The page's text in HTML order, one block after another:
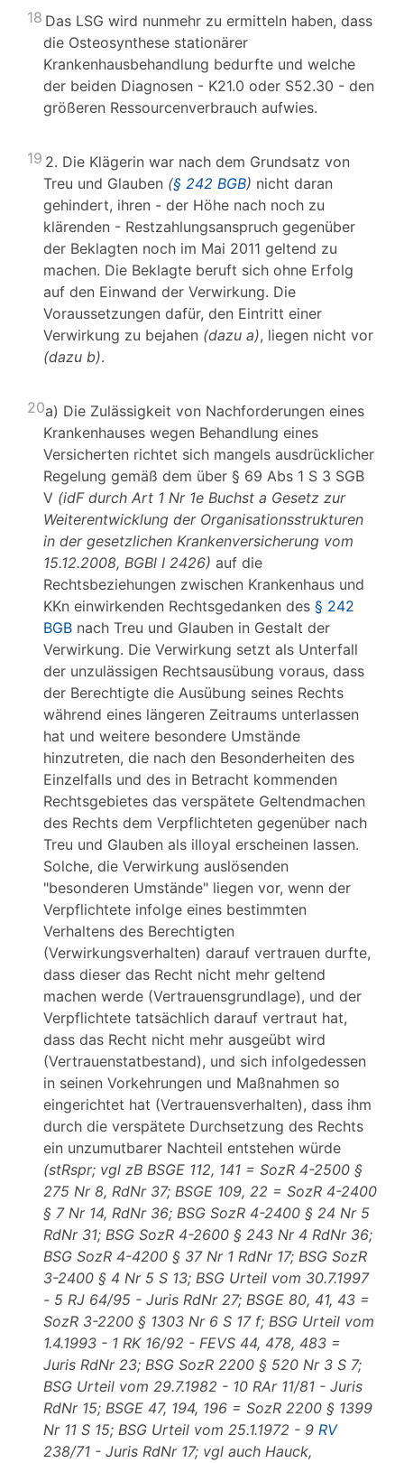
18 Das LSG wird nunmehr zu ermitteln haben, dass
die Osteosynthese stationärer
Krankenhausbehandlung bedurfte und welche
der beiden Diagnosen - K21.0 oder S52.30 - den
größeren Ressourcenverbrauch aufwies.
19 2. Die Klägerin war nach dem Grundsatz von
Treu und Glauben (§ 242 BGB) nicht daran
gehindert, ihren - der Höhe nach noch zu
klärenden - Restzahlungsanspruch gegenüber
der Beklagten noch im Mai 2011 geltend zu
machen. Die Beklagte beruft sich ohne Erfolg
auf den Einwand der Verwirkung. Die
Voraussetzungen dafür, den Eintritt einer
Verwirkung zu bejahen (dazu a), liegen nicht vor
(dazu b).
20a) Die Zulässigkeit von Nachforderungen eines
Krankenhauses wegen Behandlung eines
Versicherten richtet sich mangels ausdrücklicher
Regelung gemäß dem über § 69 Abs 1 S 3 SGB
V (idF durch Art 1 Nr 1e Buchst a Gesetz zur
Weiterentwicklung der Organisationsstrukturen
in der gesetzlichen Krankenversicherung vom
15.12.2008, BGBl I 2426) auf die
Rechtsbeziehungen zwischen Krankenhaus und
KKn einwirkenden Rechtsgedanken des § 242
BGB nach Treu und Glauben in Gestalt der
Verwirkung. Die Verwirkung setzt als Unterfall
der unzulässigen Rechtsausübung voraus, dass
der Berechtigte die Ausübung seines Rechts
während eines längeren Zeitraums unterlassen
hat und weitere besondere Umstände
hinzutreten, die nach den Besonderheiten des
Einzelfalls und des in Betracht kommenden
Rechtsgebietes das verspätete Geltendmachen
des Rechts dem Verpflichteten gegenüber nach
Treu und Glauben als illoyal erscheinen lassen.
Solche, die Verwirkung auslösenden
"besonderen Umstände" liegen vor, wenn der
Verpflichtete infolge eines bestimmten
Verhaltens des Berechtigten
(Verwirkungsverhalten) darauf vertrauen durfte,
dass dieser das Recht nicht mehr geltend
machen werde (Vertrauensgrundlage), und der
Verpflichtete tatsächlich darauf vertraut hat,
dass das Recht nicht mehr ausgeübt wird
(Vertrauenstatbestand), und sich infolgedessen
in seinen Vorkehrungen und Maßnahmen so
eingerichtet hat (Vertrauensverhalten), dass ihm
durch die verspätete Durchsetzung des Rechts
ein unzumutbarer Nachteil entstehen würde
(stRspr; vgl zB BSGE 112, 141 = SozR 4-2500 §
275 Nr 8, RdNr 37; BSGE 109, 22 = SozR 4-2400
§ 7 Nr 14, RdNr 36; BSG SozR 4-2400 § 24 Nr 5
RdNr 31; BSG SozR 4-2600 § 243 Nr 4 RdNr 36;
BSG SozR 4-4200 § 37 Nr 1 RdNr 17; BSG SozR
3-2400 § 4 Nr 5 S 13; BSG Urteil vom 30.7.1997
- 5 RJ 64/95 - Juris RdNr 27; BSGE 80, 41, 43 =
SozR 3-2200 § 1303 Nr 6 S 17 f; BSG Urteil vom
1.4.1993 - 1 RK 16/92 - FEVS 44, 478, 483 =
Juris RdNr 23; BSG SozR 2200 § 520 Nr 3 S 7;
BSG Urteil vom 29.7.1982 - 10 RAr 11/81 - Juris
RdNr 15; BSGE 47, 194, 196 = SozR 2200 § 1399
Nr 11 S 15; BSG Urteil vom 25.1.1972 - 9 RV
238/71 - Juris RdNr 17; vgl auch Hauck,